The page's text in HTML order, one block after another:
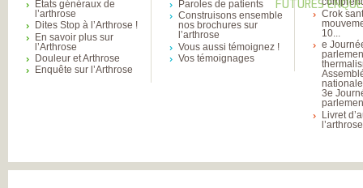
FUTURES
Etats généraux de
l’arthrose
Dites Stop à l’Arthrose !
En savoir plus sur
l’Arthrose
Douleur et Arthrose
Enquête sur l’Arthrose
Paroles de patients
Construisons ensemble
nos brochures sur
l’arthrose
Vous aussi témoignez !
Vos témoignages
Crok
10...
e
3e
Livret
l’arthrose